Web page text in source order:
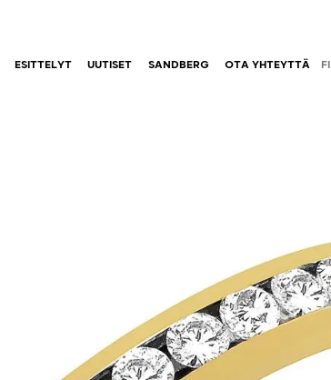
ESITTELYT UUTISET SANDBERG OTA YHTEYTTÄ FI